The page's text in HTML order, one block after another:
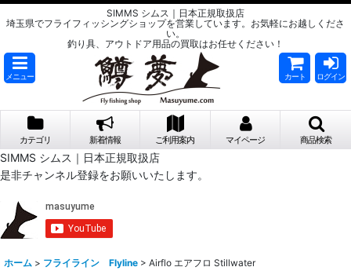
SIMMS シムス｜日本正規取扱店
埼玉県でフライフィッシングショップを営業しています。お気軽にお越しくださ
い。
釣り具、アウトドア用品の買取はお任せください！
メニュー カート ログイン
カテゴリ 新着情報 ご利用案内 マイページ 商品検索
SIMMS シムス｜日本正規取扱店
是非チャンネル登録をお願いいたします。
ホーム > フライライン Flyline > Airflo エアフロ Stillwater